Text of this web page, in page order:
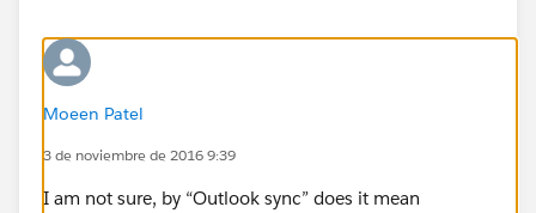
Moeen Patel
3 de noviembre de 2016 9:39
I am not sure, by “Outlook sync” does it mean